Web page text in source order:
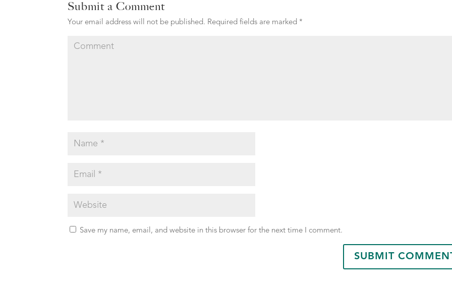
Submit a Comment
Your email address will not be published. Required fields are marked *
Save my name, email, and website in this browser for the next time I comment.